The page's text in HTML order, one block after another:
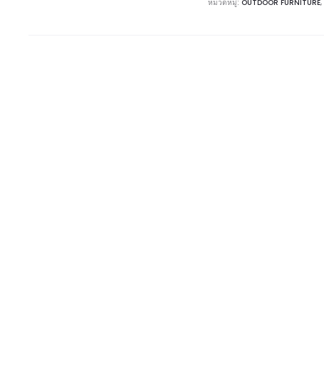
หมวดหมู่: OUTDOOR FURNITURE,